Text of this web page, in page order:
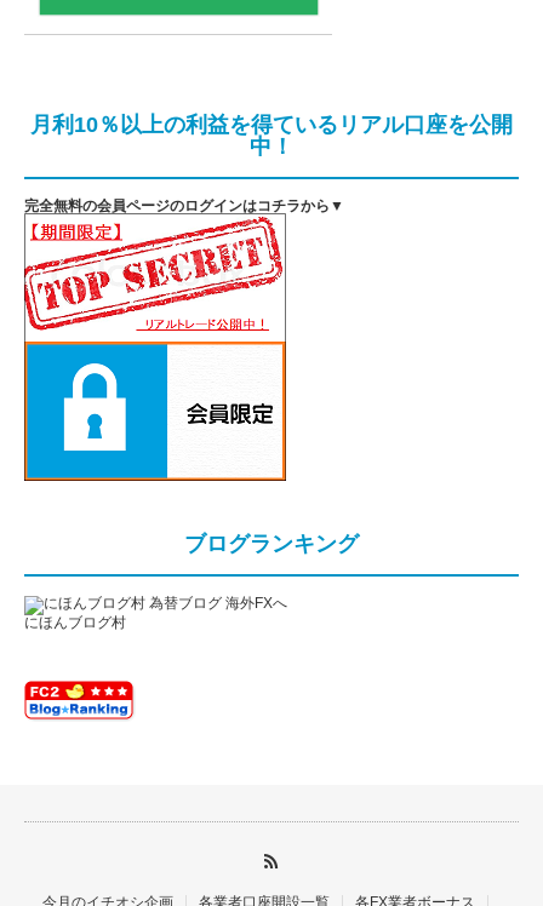
月利10％以上の利益を得ているリアル口座を公開
中！
完全無料の会員ページのログインはコチラから▼
ブログランキング
にほんブログ村
今月のイチオシ企画 各業者口座開設一覧 各FX業者ボーナス